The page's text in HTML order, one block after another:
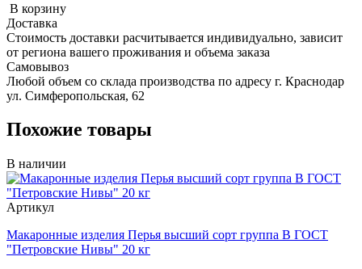
В корзину
Доставка
Стоимость доставки расчитывается индивидуально, зависит
от региона вашего проживания и объема заказа
Самовывоз
Любой объем со склада производства по адресу г. Краснодар
ул. Симферопольская, 62
Похожие товары
В наличии
Артикул
Макаронные изделия Перья высший сорт группа В ГОСТ
"Петровские Нивы" 20 кг